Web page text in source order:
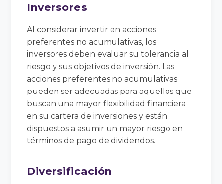
Inversores
Al considerar invertir en acciones
preferentes no acumulativas, los
inversores deben evaluar su tolerancia al
riesgo y sus objetivos de inversión. Las
acciones preferentes no acumulativas
pueden ser adecuadas para aquellos que
buscan una mayor flexibilidad financiera
en su cartera de inversiones y están
dispuestos a asumir un mayor riesgo en
términos de pago de dividendos.
Diversificación